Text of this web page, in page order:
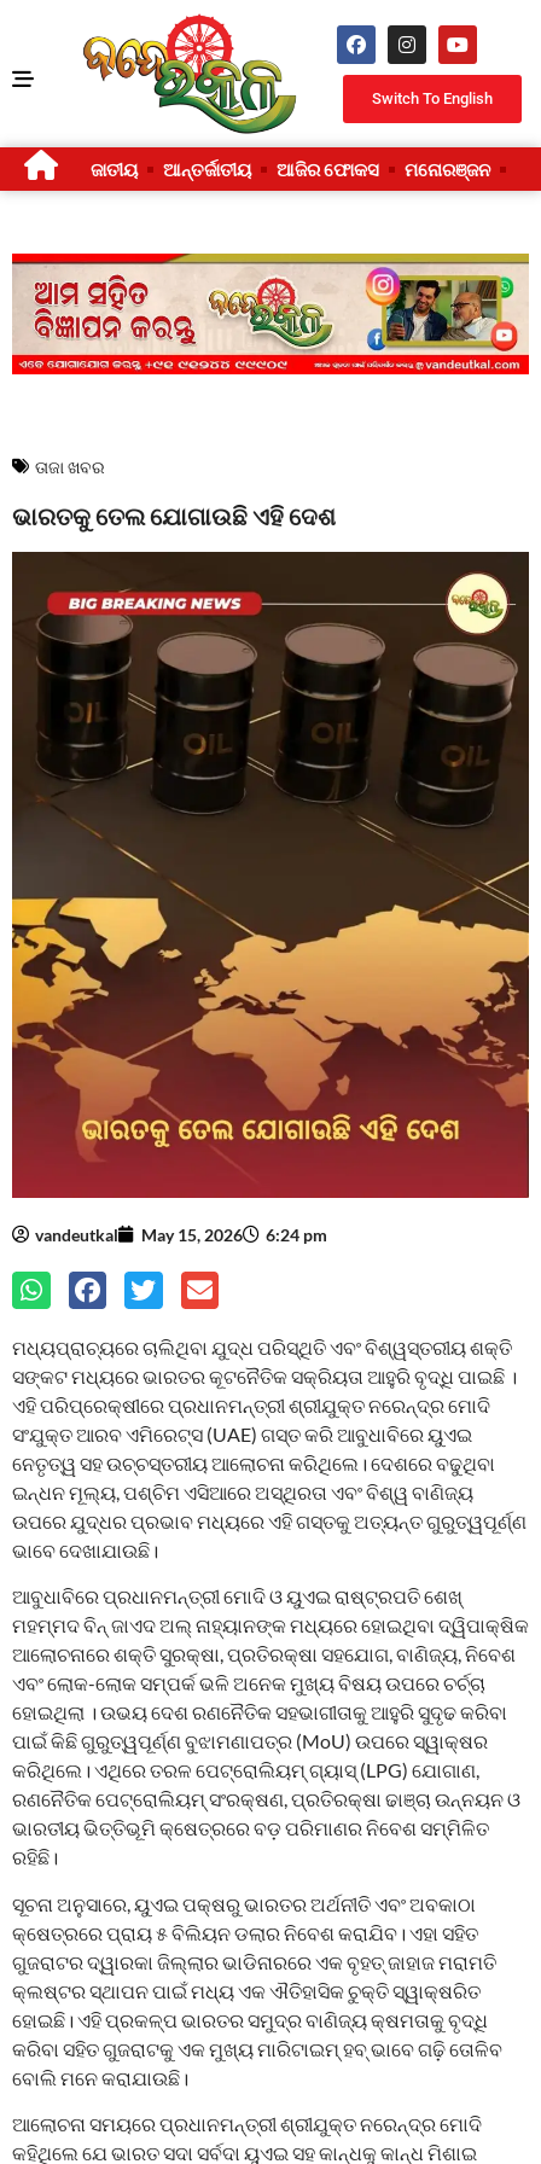
Switch To English
ଜାତୀୟ ଆନ୍ତର୍ଜାତୀୟ ଆଜିର ଫୋକସ ମନୋରଞ୍ଜନ
ତାଜା ଖବର
ଭାରତକୁ ତେଲ ଯୋଗାଉଛି ଏହି ଦେଶ
vandeutkal May 15, 2026 6:24 pm
ମଧ୍ୟପ୍ରାଚ୍ୟରେ ଚାଲିଥିବା ଯୁଦ୍ଧ ପରିସ୍ଥିତି ଏବଂ ବିଶ୍ୱସ୍ତରୀୟ ଶକ୍ତି
ସଙ୍କଟ ମଧ୍ୟରେ ଭାରତର କୂଟନୈତିକ ସକ୍ରିୟତା ଆହୁରି ବୃଦ୍ଧି ପାଇଛି ।
ଏହି ପରିପ୍ରେକ୍ଷୀରେ ପ୍ରଧାନମନ୍ତ୍ରୀ ଶ୍ରୀଯୁକ୍ତ ନରେନ୍ଦ୍ର ମୋଦି
ସଂଯୁକ୍ତ ଆରବ ଏମିରେଟ୍ସ (UAE) ଗସ୍ତ କରି ଆବୁଧାବିରେ ୟୁଏଇ
ନେତୃତ୍ୱ ସହ ଉଚ୍ଚସ୍ତରୀୟ ଆଲୋଚନା କରିଥିଲେ। ଦେଶରେ ବଢୁଥିବା
ଇନ୍ଧନ ମୂଲ୍ୟ, ପଶ୍ଚିମ ଏସିଆରେ ଅସ୍ଥିରତା ଏବଂ ବିଶ୍ୱ ବାଣିଜ୍ୟ
ଉପରେ ଯୁଦ୍ଧର ପ୍ରଭାବ ମଧ୍ୟରେ ଏହି ଗସ୍ତକୁ ଅତ୍ୟନ୍ତ ଗୁରୁତ୍ୱପୂର୍ଣ୍ଣ
ଭାବେ ଦେଖାଯାଉଛି।
ଆବୁଧାବିରେ ପ୍ରଧାନମନ୍ତ୍ରୀ ମୋଦି ଓ ୟୁଏଇ ରାଷ୍ଟ୍ରପତି ଶେଖ୍
ମହମ୍ମଦ ବିନ୍ ଜାଏଦ ଅଲ୍ ନାହ୍ୟାନଙ୍କ ମଧ୍ୟରେ ହୋଇଥିବା ଦ୍ୱିପାକ୍ଷିକ
ଆଲୋଚନାରେ ଶକ୍ତି ସୁରକ୍ଷା, ପ୍ରତିରକ୍ଷା ସହଯୋଗ, ବାଣିଜ୍ୟ, ନିବେଶ
ଏବଂ ଲୋକ-ଲୋକ ସମ୍ପର୍କ ଭଳି ଅନେକ ମୁଖ୍ୟ ବିଷୟ ଉପରେ ଚର୍ଚ୍ଚା
ହୋଇଥିଲା । ଉଭୟ ଦେଶ ରଣନୈତିକ ସହଭାଗୀତାକୁ ଆହୁରି ସୁଦୃଢ କରିବା
ପାଇଁ କିଛି ଗୁରୁତ୍ୱପୂର୍ଣ୍ଣ ବୁଝାମଣାପତ୍ର (MoU) ଉପରେ ସ୍ୱାକ୍ଷର
କରିଥିଲେ। ଏଥିରେ ତରଳ ପେଟ୍ରୋଲିୟମ୍ ଗ୍ୟାସ୍ (LPG) ଯୋଗାଣ,
ରଣନୈତିକ ପେଟ୍ରୋଲିୟମ୍ ସଂରକ୍ଷଣ, ପ୍ରତିରକ୍ଷା ଢାଞ୍ଚା ଉନ୍ନୟନ ଓ
ଭାରତୀୟ ଭିତ୍ତିଭୂମି କ୍ଷେତ୍ରରେ ବଡ଼ ପରିମାଣର ନିବେଶ ସମ୍ମିଳିତ
ରହିଛି।
ସୂଚନା ଅନୁସାରେ, ୟୁଏଇ ପକ୍ଷରୁ ଭାରତର ଅର୍ଥନୀତି ଏବଂ ଅବକାଠା
କ୍ଷେତ୍ରରେ ପ୍ରାୟ ୫ ବିଲିୟନ ଡଲାର ନିବେଶ କରାଯିବ। ଏହା ସହିତ
ଗୁଜରାଟର ଦ୍ୱାରକା ଜିଲ୍ଲାର ଭାଡିନାରରେ ଏକ ବୃହତ୍ ଜାହାଜ ମରାମତି
କ୍ଲଷ୍ଟର ସ୍ଥାପନ ପାଇଁ ମଧ୍ୟ ଏକ ଐତିହାସିକ ଚୁକ୍ତି ସ୍ୱାକ୍ଷରିତ
ହୋଇଛି। ଏହି ପ୍ରକଳ୍ପ ଭାରତର ସମୁଦ୍ର ବାଣିଜ୍ୟ କ୍ଷମତାକୁ ବୃଦ୍ଧି
କରିବା ସହିତ ଗୁଜରାଟକୁ ଏକ ମୁଖ୍ୟ ମାରିଟାଇମ୍ ହବ୍ ଭାବେ ଗଢ଼ି ତୋଳିବ
ବୋଲି ମନେ କରାଯାଉଛି।
ଆଲୋଚନା ସମୟରେ ପ୍ରଧାନମନ୍ତ୍ରୀ ଶ୍ରୀଯୁକ୍ତ ନରେନ୍ଦ୍ର ମୋଦି
କହିଥିଲେ ଯେ ଭାରତ ସଦା ସର୍ବଦା ୟୁଏଇ ସହ କାନ୍ଧକୁ କାନ୍ଧ ମିଶାଇ